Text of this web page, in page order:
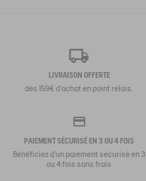
LIVRAISON OFFERTE
dès 159€ d'achat en point relais.
PAIEMENT SÉCURISÉ EN 3 OU 4 FOIS
Bénéficiez d'un paiement sécurisé en 3
ou 4 fois sans frais